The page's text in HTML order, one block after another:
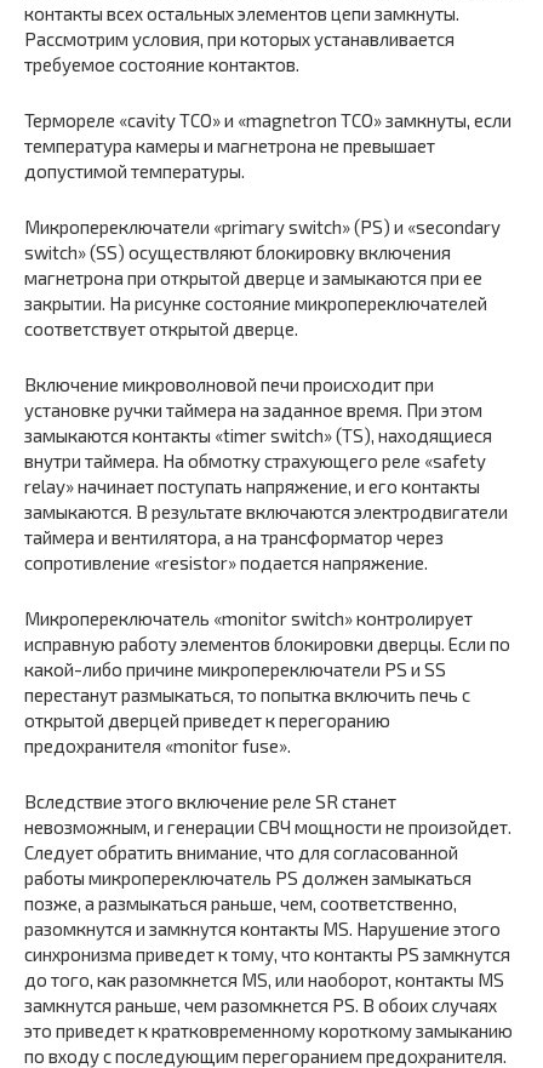
контакты всех остальных элементов цепи замкнуты.
Рассмотрим условия, при которых устанавливается
требуемое состояние контактов.
Термореле «cavity TCO» и «magnetron TCO» замкнуты, если
температура камеры и магнетрона не превышает
допустимой температуры.
Микропереключатели «primary switch» (PS) и «secondary
switch» (SS) осуществляют блокировку включения
магнетрона при открытой дверце и замыкаются при ее
закрытии. На рисунке состояние микропереключателей
соответствует открытой дверце.
Включение микроволновой печи происходит при
установке ручки таймера на заданное время. При этом
замыкаются контакты «timer switch» (TS), находящиеся
внутри таймера. На обмотку страхующего реле «safety
relay» начинает поступать напряжение, и его контакты
замыкаются. В результате включаются электродвигатели
таймера и вентилятора, а на трансформатор через
сопротивление «resistor» подается напряжение.
Микропереключатель «monitor switch» контролирует
исправную работу элементов блокировки дверцы. Если по
какой-либо причине микропереключатели PS и SS
перестанут размыкаться, то попытка включить печь с
открытой дверцей приведет к перегоранию
предохранителя «monitor fuse».
Вследствие этого включение реле SR станет
невозможным, и генерации СВЧ мощности не произойдет.
Следует обратить внимание, что для согласованной
работы микропереключатель PS должен замыкаться
позже, а размыкаться раньше, чем, соответственно,
разомкнутся и замкнутся контакты MS. Нарушение этого
синхронизма приведет к тому, что контакты PS замкнутся
до того, как разомкнется MS, или наоборот, контакты MS
замкнутся раньше, чем разомкнется PS. В обоих случаях
это приведет к кратковременному короткому замыканию
по входу с последующим перегоранием предохранителя.